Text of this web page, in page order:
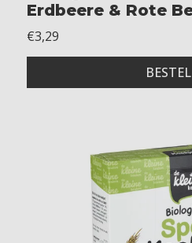
Erdbeere & Rote
€3,29
BESTEL